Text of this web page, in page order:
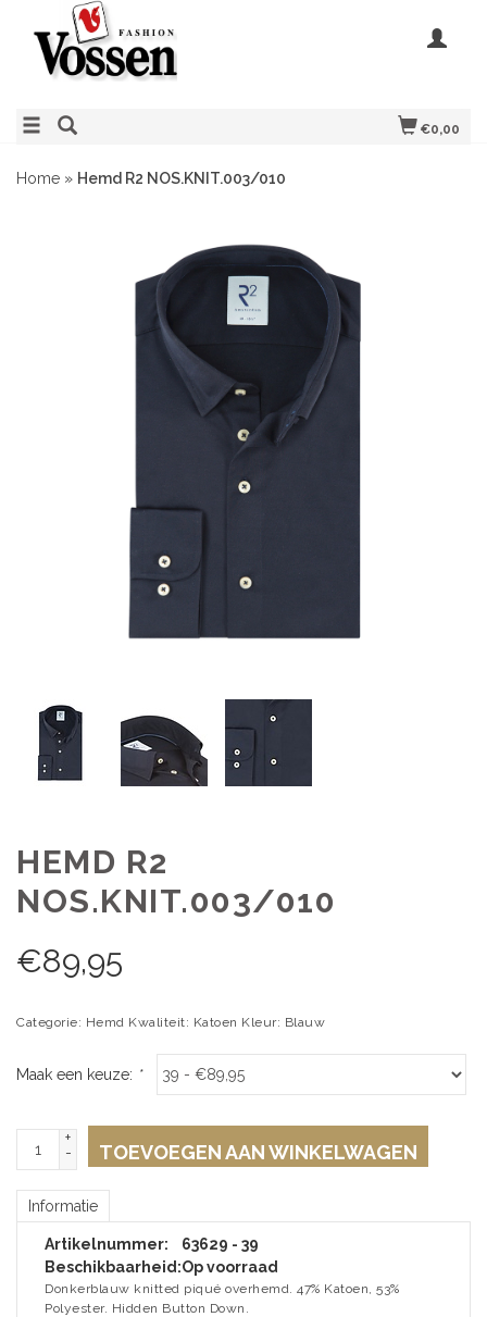
€0,00
Home » Hemd R2 NOS.KNIT.003/010
HEMD R2
NOS.KNIT.003/010
€89,95
Categorie: Hemd Kwaliteit: Katoen Kleur: Blauw
Maak een keuze: *
+
-
TOEVOEGEN AAN WINKELWAGEN
Informatie
Artikelnummer:
63629 - 39
Beschikbaarheid:Op voorraad
Donkerblauw knitted piqué overhemd. 47% Katoen, 53%
Polyester. Hidden Button Down.